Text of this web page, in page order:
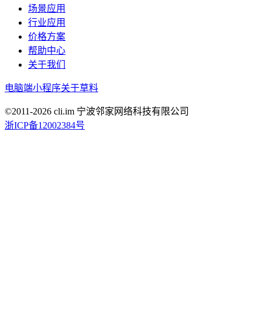
场景应用
行业应用
价格方案
帮助中心
关于我们
电脑端小程序关于草料
©2011-2026 cli.im 宁波邻家网络科技有限公司
浙ICP备12002384号